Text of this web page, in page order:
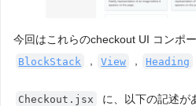
今回はこれらのcheckout UI コンポ
BlockStack View Heading
Checkout.jsx に、以下の記述が